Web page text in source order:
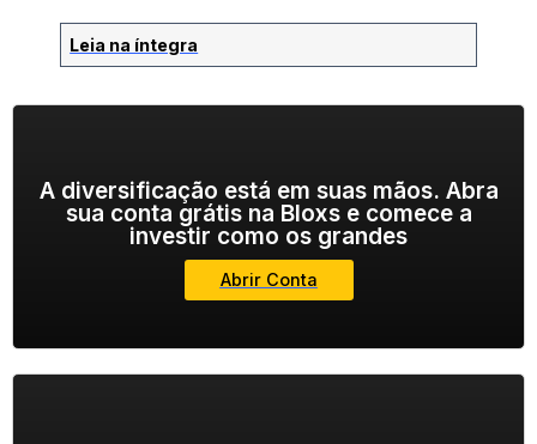
Leia na íntegra
A diversificação está em suas mãos. Abra
sua conta grátis na Bloxs e comece a
investir como os grandes
Abrir Conta